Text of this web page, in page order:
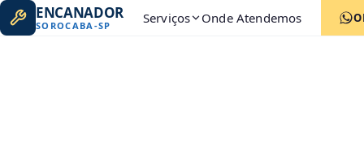
ENCANADOR
SOROCABA-SP Serviços Onde Atendemos